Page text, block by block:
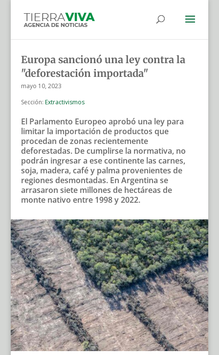
Europa sancionó una ley contra la
"deforestación importada"
mayo 10, 2023
Sección: Extractivismos
El Parlamento Europeo aprobó una ley para
limitar la importación de productos que
procedan de zonas recientemente
deforestadas. De cumplirse la normativa, no
podrán ingresar a ese continente las carnes,
soja, madera, café y palma provenientes de
regiones desmontadas. En Argentina se
arrasaron siete millones de hectáreas de
monte nativo entre 1998 y 2022.